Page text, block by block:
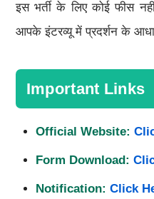
इस भर्ती के लिए कोई फीस
आपके इंटरव्यू में प्रदर्शन के
Important Links
Official Website:
Form Download:
Notification: Click